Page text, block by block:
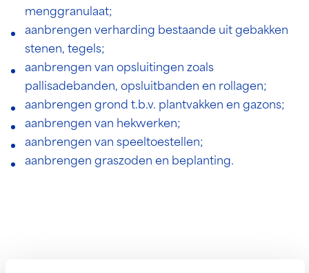
menggranulaat;
aanbrengen verharding bestaande uit gebakken
stenen, tegels;
aanbrengen van opsluitingen zoals
pallisadebanden, opsluitbanden en rollagen;
aanbrengen grond t.b.v. plantvakken en gazons;
aanbrengen van hekwerken;
aanbrengen van speeltoestellen;
aanbrengen graszoden en beplanting.